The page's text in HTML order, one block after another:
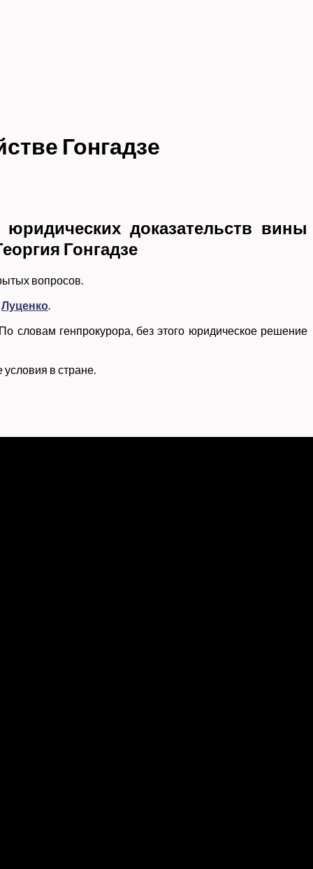
Гонгадзе
доказательств вины
Гонгадзе
вопросов.
Луценко.
словам генпрокурора, без этого юридическое решение
в стране.